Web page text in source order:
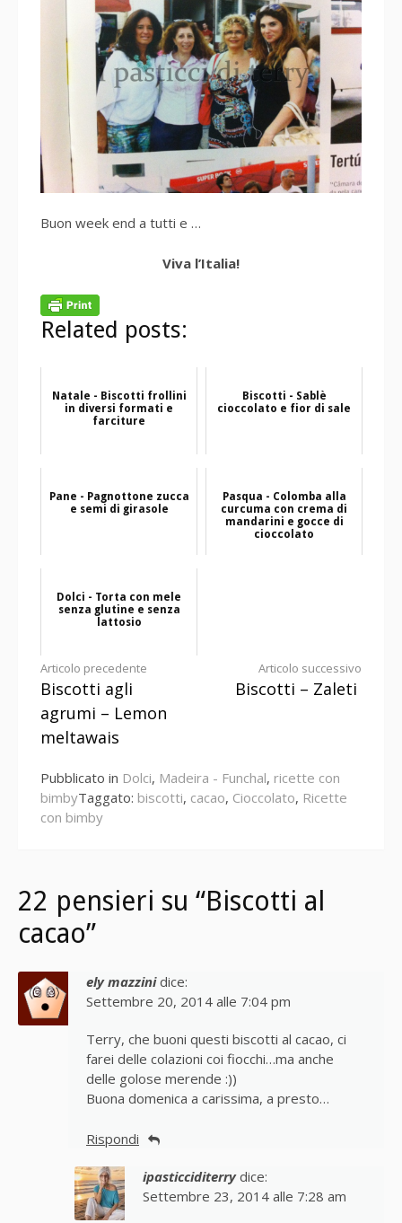
Buon week end a tutti e …
Viva l’Italia!
Related posts:
Natale - Biscotti frollini
in diversi formati e
farciture
Biscotti - Sablè
cioccolato e fior di sale
Pane - Pagnottone zucca
e semi di girasole
Pasqua - Colomba alla
curcuma con crema di
mandarini e gocce di
cioccolato
Dolci - Torta con mele
senza glutine e senza
lattosio
Continua
a
leggere
Articolo precedente
Biscotti agli
agrumi – Lemon
meltawais
Articolo successivo
Biscotti – Zaleti
Pubblicato in Dolci, Madeira - Funchal, ricette con
bimbyTaggato: biscotti, cacao, Cioccolato, Ricette
con bimby
22 pensieri su “Biscotti al
cacao”
ely mazzini dice:
Settembre 20, 2014 alle 7:04 pm
Terry, che buoni questi biscotti al cacao, ci
farei delle colazioni coi fiocchi…ma anche
delle golose merende :))
Buona domenica a carissima, a presto…
Rispondi
ipasticciditerry dice:
Settembre 23, 2014 alle 7:28 am